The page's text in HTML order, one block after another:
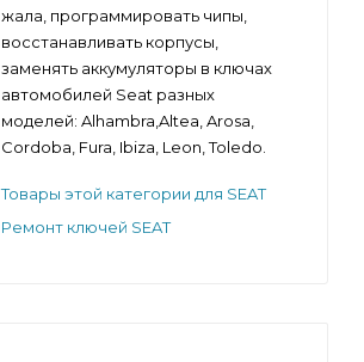
жала, программировать чипы,
восстанавливать корпусы,
заменять аккумуляторы в ключах
автомобилей Seat разных
моделей: Alhambra,Altea, Arosa,
Cordoba, Fura, Ibiza, Leon, Toledo.
Товары этой категории для SEAT
Ремонт ключей SEAT